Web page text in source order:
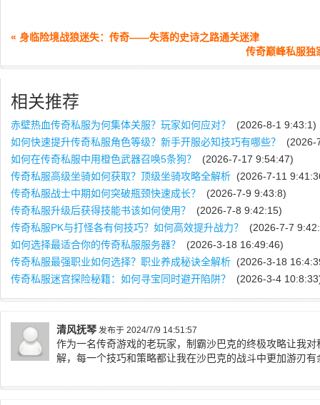
« 身临险境战狼迷失：传奇——失落的史诗之路通关迷津
传奇巅峰私服独
相关推荐
赤壁热血传奇私服为何集体关服？玩家如何应对？
(2026-8-1 9:43:1)
如何快速提升传奇私服角色等级？新手开服必知技巧有哪些？
(2026-
如何在传奇私服中用橙色武器召唤5条狗？
(2026-7-17 9:54:47)
传奇私服高级坐骑如何获取？顶级坐骑攻略全解析 (2026-7-11
传奇私服战士中期如何突破瓶颈快速成长？
(2026-7-9 9:43:8)
传奇私服升级后获得技能书该如何使用？
(2026-7-8 9:42:15)
传奇私服PK与打怪各有何技巧？如何高效提升战力？
(2026-7-7
如何选择最适合你的传奇私服服务器？
(2026-3-18 16:49:46)
传奇私服最强职业如何选择？职业养成秘诀全解析 (2026-3-18
传奇私服迷宫探险秘籍：如何寻宝同时避开陷阱？
(2026-3-4
清风抚琴 发布于 2024/7/9 14:51:57
作为一名传奇游戏的老玩家，制霸沙巴克的终极攻略让我
解，每一个技巧和策略都让我在沙巴克的战斗中更加游刃有